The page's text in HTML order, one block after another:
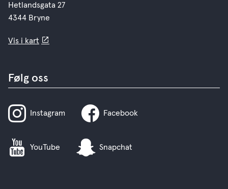
Hetlandsgata 27
4344 Bryne
Vis i kart
Følg oss
Instagram Facebook
YouTube Snapchat